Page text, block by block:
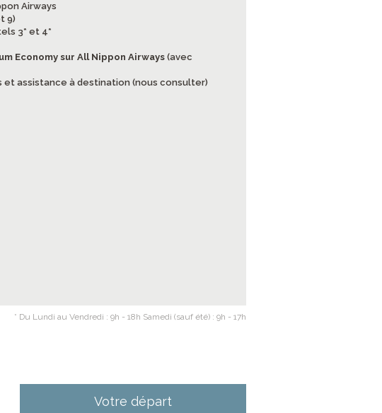
Airways
9)
3* et 4*
Economy sur All Nippon Airways(avec
et assistance à destination (nous consulter)
* Du Lundi au Vendredi : 9h - 18h Samedi (sauf été) : 9h - 17h
Votre départ